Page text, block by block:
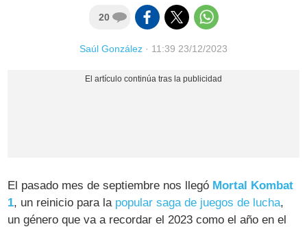
20
Saúl González · 11:39 23/12/2023
El pasado mes de septiembre nos llegó Mortal Kombat
1, un reinicio para la popular saga de juegos de lucha,
un género que va a recordar el 2023 como el año en el